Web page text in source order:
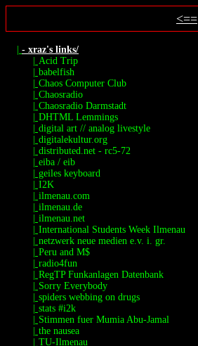
<==
- xraz's links/
Acid Trip
babelfish
Chaos Computer Club
Chaosradio
Chaosradio Darmstadt
DHTML Lemmings
digital art // analog livestyle
digitalekultur.org
distributed.net - rc5-72
eiba / eib
geiles keyboard
I2K
ilmenau.com
ilmenau.de
ilmenau.net
International Students Week Ilmenau
netzwerk neue medien e.v. i. gr.
Peru and M$
radio4fun
RegTP Funkanlagen Datenbank
Sorry Everybody
spiders webbing on drugs
stats #i2k
Stimmen fuer Mumia Abu-Jamal
the nausea
TU-Ilmenau